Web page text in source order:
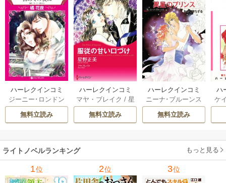
ハーレクインコミ
ックス セット 202
6年 vol.1064 1巻
ジーニー･ロンドン
橘花夜 / メアリ
ー･ライアンズ
ーガン/星合操/ア
ン･ウィール/ 津寺
里可子
無料立読み
ハーレクインコミ
ックス セット 202
6年 vol.1002 1巻
マヤ・ブレイク / 星
野正美/
ヘレン･ブ
ルックス/のわきね
ウェイ/一重夕子
無料立読み
ハーレクインコミ
ックス セット 202
6年 vol.1063 1巻
ニーナ･ブルーンス
おおつきちずる
レベッカ･ヨーク
ーディ/海野みつる
サラ･ウッド/流
水凛子
無料立読み
ハ
ッ
ケ
ザ
ライトノベルランキング もっと見る
1位 2位 3位